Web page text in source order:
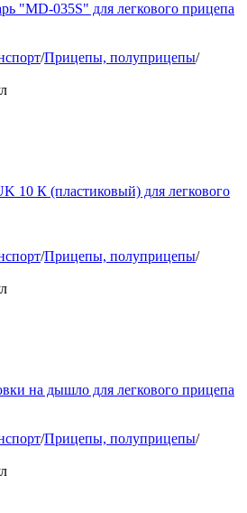
"MD-035S" для легкового прицепа
/Прицепы, полуприцепы/
10 К (пластиковый) для легкового
/Прицепы, полуприцепы/
на дышло для легкового прицепа
/Прицепы, полуприцепы/